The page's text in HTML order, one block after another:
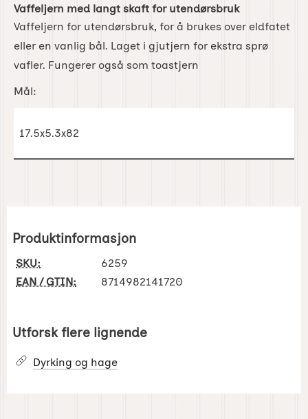
Vaffeljern med langt skaft for utendørsbruk
Vaffeljern for utendørsbruk, for å brukes over eldfatet
eller en vanlig bål. Laget i gjutjern for ekstra sprø
vafler. Fungerer også som toastjern
Mål:
17.5x5.3x82
Produktinformasjon
SKU:
6259
EAN / GTIN:
8714982141720
Utforsk flere lignende
Dyrking og hage